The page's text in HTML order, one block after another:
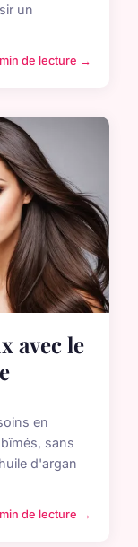
un
de lecture →
avec le
en
sans
d'argan
de lecture →